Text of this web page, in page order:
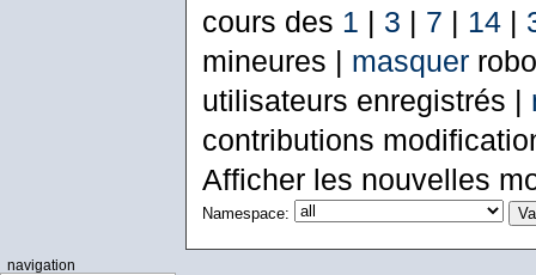
cours des 1 | 3 | 7 | 14|
mineures | masquer
utilisateurs enregistrés |
contributions
Afficher les nouvelles
Namespace:
navigation